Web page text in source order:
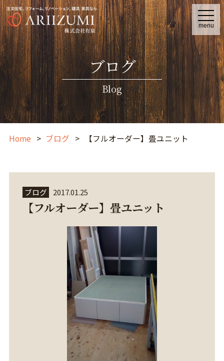
t
o
g
g
l
n
v
i
menu
ブログ
Blog
Home ブログ 【フルオーダー】畳ユニット
ブログ 2017.01.25
【フルオーダー】畳ユニット